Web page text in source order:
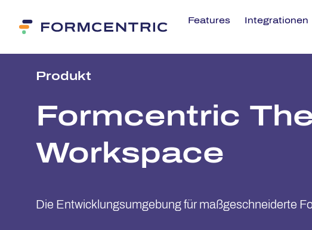
Features Integrationen
Pro­dukt
Form­cen­tric
Workspace
Die Entwicklungsumgebung für maßgeschneiderte